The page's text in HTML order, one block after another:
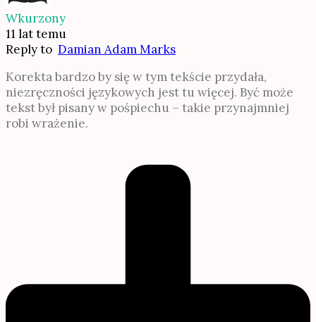
Wkurzony
11 lat temu
Reply to Damian Adam Marks
Korekta bardzo by się w tym tekście przydała,
niezręczności językowych jest tu więcej. Być może
tekst był pisany w pośpiechu – takie przynajmniej
robi wrażenie.